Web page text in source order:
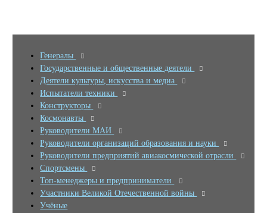
Генералы
Государственные и общественные деятели
Деятели культуры, искусства и медиа
Испытатели техники
Конструкторы
Космонавты
Руководители МАИ
Руководители организаций образования и науки
Руководители предприятий авиакосмической отрасли
Спортсмены
Топ-менеджеры и предприниматели
Участники Великой Отечественной войны
Учёные